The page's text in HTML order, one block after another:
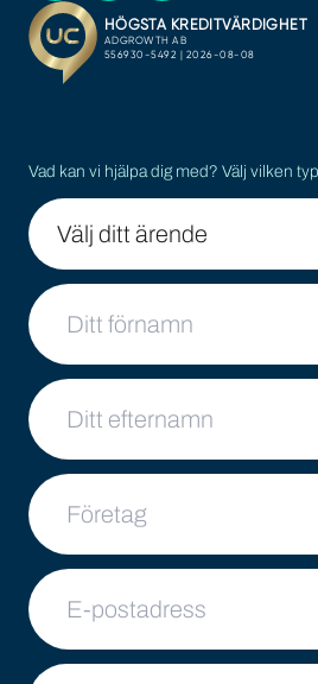
Vad kan vi hjälpa dig med? Välj vilken
Välj ditt ärende
Ditt namn
Ditt efternamn
Företag
E-postadress